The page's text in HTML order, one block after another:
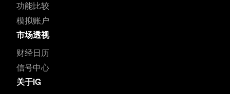
功能比较
模拟账户
市场透视
财经日历
信号中心
关于IG